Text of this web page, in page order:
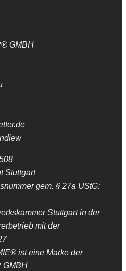
GMBH
Stuttgart
gem. § 27a UStG:
Stuttgart in der
mit der
ist eine Marke der
GMBH